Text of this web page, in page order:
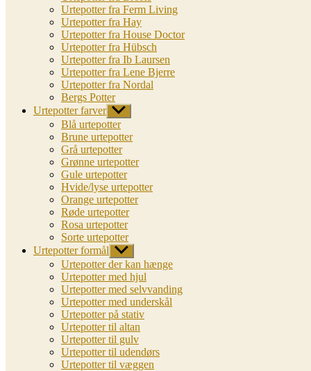
Urtepotter fra Ferm Living
Urtepotter fra Hay
Urtepotter fra House Doctor
Urtepotter fra Hübsch
Urtepotter fra Ib Laursen
Urtepotter fra Lene Bjerre
Urtepotter fra Nordal
Bergs Potter
Urtepotter farver Vis
undermenu
Blå urtepotter
Brune urtepotter
Grå urtepotter
Grønne urtepotter
Gule urtepotter
Hvide/lyse urtepotter
Orange urtepotter
Røde urtepotter
Rosa urtepotter
Sorte urtepotter
Urtepotter formål Vis
undermenu
Urtepotter der kan hænge
Urtepotter med hjul
Urtepotter med selvvanding
Urtepotter med underskål
Urtepotter på stativ
Urtepotter til altan
Urtepotter til gulv
Urtepotter til udendørs
Urtepotter til væggen